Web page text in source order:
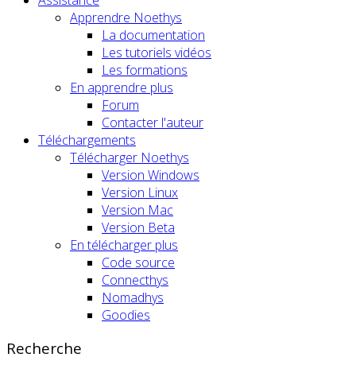
Apprendre Noethys
La documentation
Les tutoriels vidéos
Les formations
En apprendre plus
Forum
Contacter l'auteur
Téléchargements
Télécharger Noethys
Version Windows
Version Linux
Version Mac
Version Beta
En télécharger plus
Code source
Connecthys
Nomadhys
Goodies
Recherche